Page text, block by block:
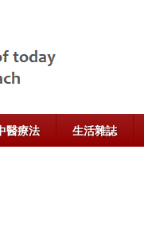
醫療法 生活雜誌